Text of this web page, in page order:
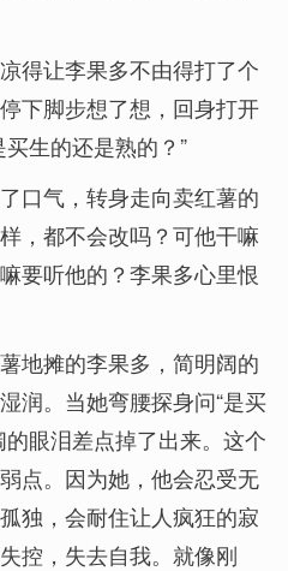
得让李果多不由得打了个
下脚步想了想，回身打开
生的还是熟的？”
口气，转身走向卖红薯的
，都不会改吗？可他干嘛
要听他的？李果多心里恨
地摊的李果多，简明阔的
润。当她弯腰探身问“是买
眼泪差点掉了出来。这个
点。因为她，他会忍受无
独，会耐住让人疯狂的寂
控，失去自我。就像刚